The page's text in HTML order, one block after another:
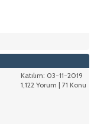
Katılım: 03-11-2019
1,122 Yorum | 71 Konu